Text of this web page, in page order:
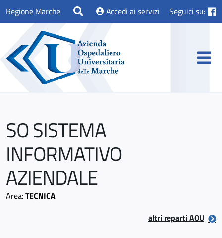
Regione Marche Accedi ai servizi Seguici su:
SO SISTEMA
INFORMATIVO
AZIENDALE
Area:TECNICA
altri reparti AOU